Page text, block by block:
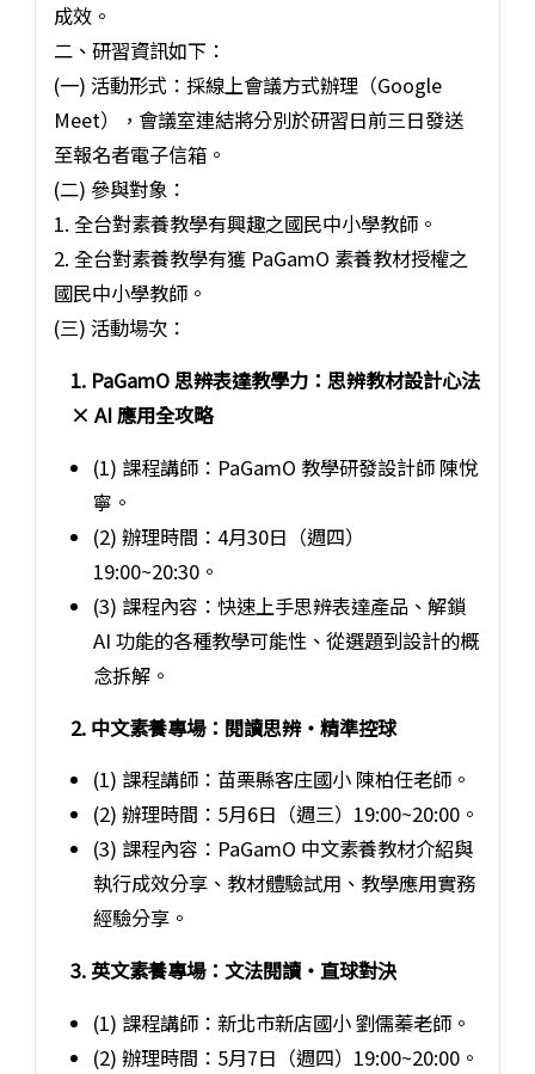
成效。
二、研習資訊如下：
(一) 活動形式：採線上會議方式辦理（Google
Meet），會議室連結將分別於研習日前三日發送
至報名者電子信箱。
(二) 參與對象：
1. 全台對素養教學有興趣之國民中小學教師。
2. 全台對素養教學有獲 PaGamO 素養教材授權之
國民中小學教師。
(三) 活動場次：
1. PaGamO 思辨表達教學力：思辨教材設計心法
× AI 應用全攻略
(1) 課程講師：PaGamO 教學研發設計師 陳悅
寧。
(2) 辦理時間：4月30日（週四）
19:00~20:30。
(3) 課程內容：快速上手思辨表達產品、解鎖
AI 功能的各種教學可能性、從選題到設計的概
念拆解。
2. 中文素養專場：閱讀思辨・精準控球
(1) 課程講師：苗栗縣客庄國小 陳柏任老師。
(2) 辦理時間：5月6日（週三）19:00~20:00。
(3) 課程內容：PaGamO 中文素養教材介紹與
執行成效分享、教材體驗試用、教學應用實務
經驗分享。
3. 英文素養專場：文法閱讀・直球對決
(1) 課程講師：新北市新店國小 劉儒蓁老師。
(2) 辦理時間：5月7日（週四）19:00~20:00。